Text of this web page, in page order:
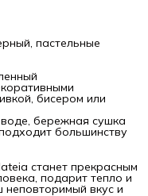
пастельные
бисером или
бережная сушка
большинству
станет прекрасным
подарит тепло и
вкус и